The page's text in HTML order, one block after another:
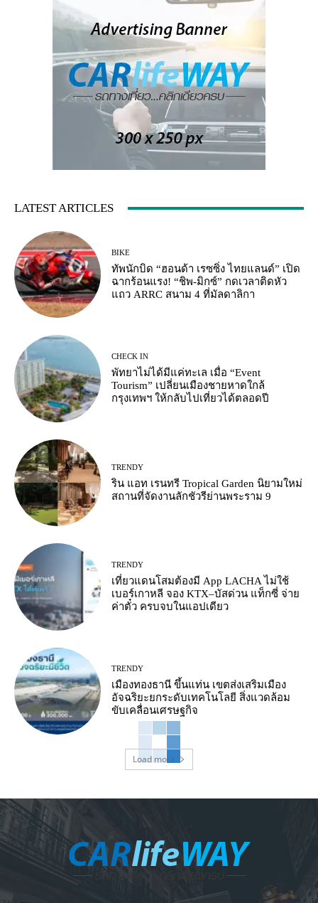
LATEST ARTICLES
BIKE
ทัพนักบิด “ฮอนด้า เรซซิ่ง ไทยแลนด์” เปิด
ฉากร้อนแรง! “ชิพ-มิกซ์” กดเวลาติดหัว
แถว ARRC สนาม 4 ที่มัลดาลิกา
CHECK IN
พัทยาไม่ได้มีแค่ทะเล เมื่อ “Event
Tourism” เปลี่ยนเมืองชายหาดใกล้
กรุงเทพฯ ให้กลับไปเที่ยวได้ตลอดปี
TRENDY
ริน แอท เรนทรี Tropical Garden นิยามใหม่
สถานที่จัดงานลักชัวรีย่านพระราม 9
TRENDY
เที่ยวแดนโสมต้องมี App LACHA ไม่ใช้
เบอร์เกาหลี จอง KTX–บัสด่วน แท็กซี่ จ่าย
ค่าตั๋ว ครบจบในแอปเดียว
TRENDY
เมืองทองธานี ขึ้นแท่น เขตส่งเสริมเมือง
อัจฉริยะยกระดับเทคโนโลยี สิ่งแวดล้อม
ขับเคลื่อนเศรษฐกิจ
Load more